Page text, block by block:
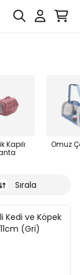
Kapılı
Omuz
Sırala
Kedi ve Köpek
(Gri)